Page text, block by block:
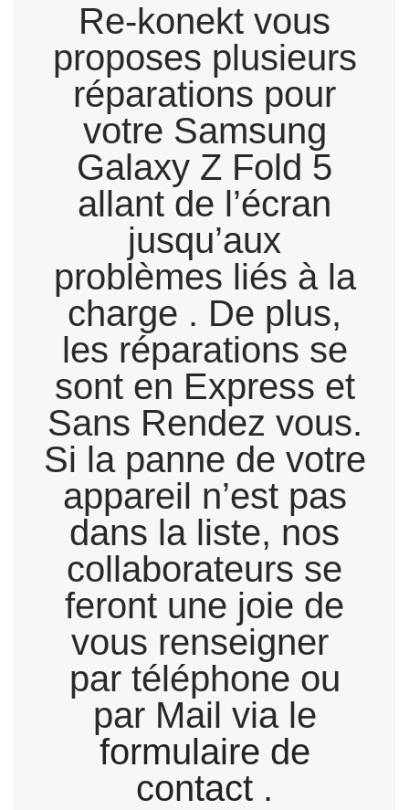
Re-konekt vous
proposes plusieurs
réparations pour
votre Samsung
Galaxy Z Fold 5
allant de l’écran
jusqu’aux
problèmes liés à la
charge . De plus,
les réparations se
sont en Express et
Sans Rendez vous.
Si la panne de votre
appareil n’est pas
dans la liste, nos
collaborateurs se
feront une joie de
vous renseigner
par téléphone ou
par Mail via le
formulaire de
contact .